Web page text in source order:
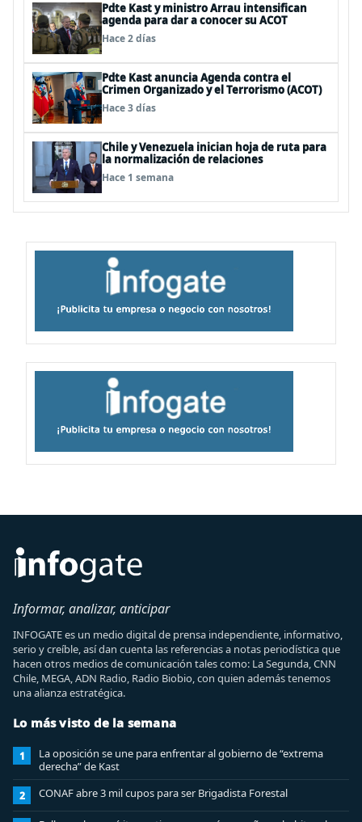
Pdte Kast y ministro Arrau intensifican
agenda para dar a conocer su ACOT
Hace 2 días
Pdte Kast anuncia Agenda contra el
Crimen Organizado y el Terrorismo (ACOT)
Hace 3 días
Chile y Venezuela inician hoja de ruta para
la normalización de relaciones
Hace 1 semana
Informar, analizar, anticipar
INFOGATE es un medio digital de prensa independiente, informativo,
serio y creíble, así dan cuenta las referencias a notas periodística que
hacen otros medios de comunicación tales como: La Segunda, CNN
Chile, MEGA, ADN Radio, Radio Biobio, con quien además tenemos
una alianza estratégica.
Lo más visto de la semana
1
La oposición se une para enfrentar al gobierno de “extrema
derecha” de Kast
2 CONAF abre 3 mil cupos para ser Brigadista Forestal